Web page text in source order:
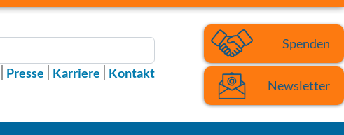
Presse Karriere Kontakt
Spenden
Newsletter